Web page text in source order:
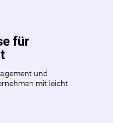
für
und
mit leicht